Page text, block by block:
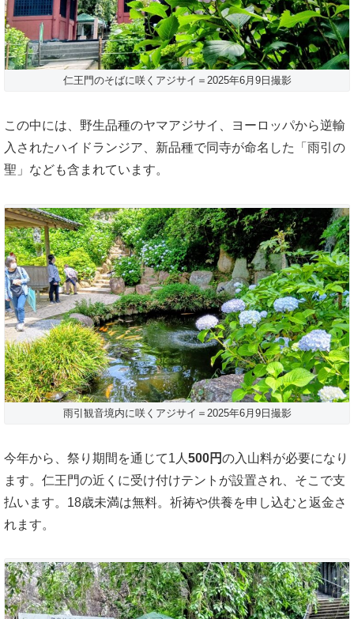
仁王門のそばに咲くアジサイ＝2025年6月9日撮影
この中には、野生品種のヤマアジサイ、ヨーロッパから逆輸
入されたハイドランジア、新品種で同寺が命名した「雨引の
聖」なども含まれています。
雨引観音境内に咲くアジサイ＝2025年6月9日撮影
今年から、祭り期間を通じて1人 500円の入山料が必要になり
ます。仁王門の近くに受け付けテントが設置され、そこで支
払います。18歳未満は無料。祈祷や供養を申し込むと返金さ
れます。